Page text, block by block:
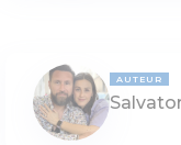
AUTEUR